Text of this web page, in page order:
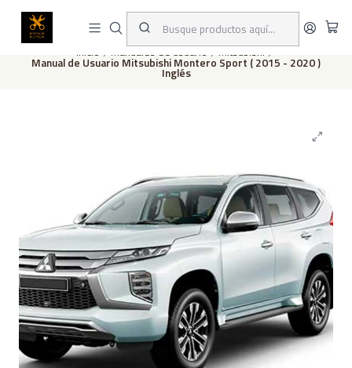
Este es el texto del slide
Inicio Manuales de usuario Mitsubishi
Manual de Usuario Mitsubishi Montero Sport ( 2015 - 2020 )
Inglés